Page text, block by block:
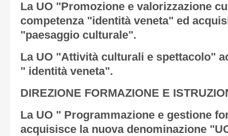
La UO "Promozione e valorizzazione
competenza "identità veneta" ed
"paesaggio culturale".
La UO "Attività culturali e spettacolo"
" identità veneta".
DIREZIONE FORMAZIONE E
La UO " Programmazione e gestione
acquisisce la nuova denominazione